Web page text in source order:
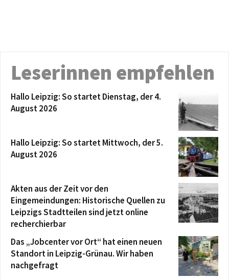
Leserinnen empfehlen
Hallo Leipzig: So startet Dienstag, der 4.
August 2026
Hallo Leipzig: So startet Mittwoch, der 5.
August 2026
Akten aus der Zeit vor den
Eingemeindungen: Historische Quellen zu
Leipzigs Stadtteilen sind jetzt online
recherchierbar
Das „Jobcenter vor Ort“ hat einen neuen
Standort in Leipzig-Grünau. Wir haben
nachgefragt